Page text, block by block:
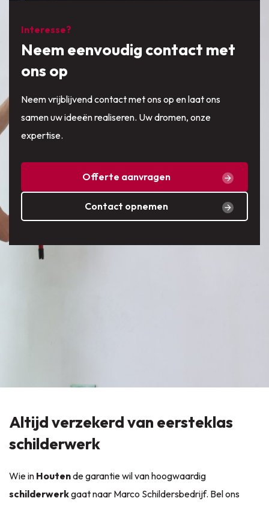
Interesse?
Neem eenvoudig contact met
ons op
Neem vrijblijvend contact met ons op en laat ons
samen uw ideeën realiseren. Uw dromen, onze
expertise.
Offerte aanvragen
Contact opnemen
Altijd verzekerd van eersteklas
schilderwerk
Wie in Houtende garantie wil van hoogwaardig
schilderwerkgaat naar Marco Schildersbedrijf. Bel ons